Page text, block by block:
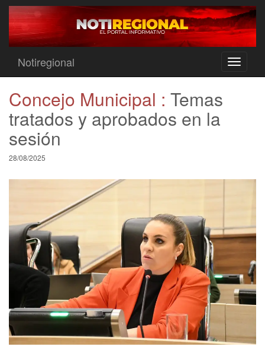
Toggle
Notiregional
Concejo Municipal : Temas
tratados y aprobados en la
sesión
28/08/2025